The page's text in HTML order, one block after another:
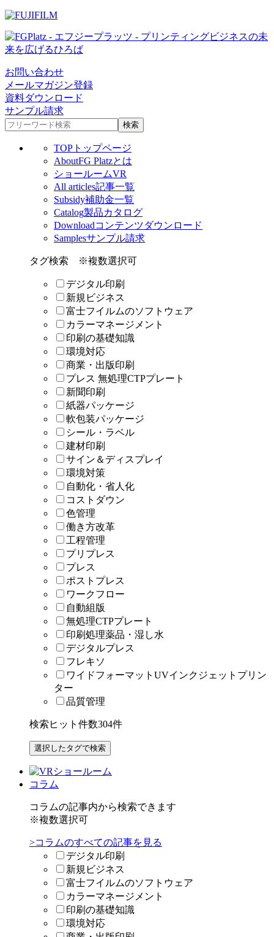
お問い合わせ
メールマガジン登録
資料ダウンロード
サンプル請求
TOP トップページ
AboutFG Platzとは
ショールームVR
All articles記事一覧
Subsidy補助金一覧
Catalog製品カタログ
Downloadコンテンツダウンロード
Samplesサンプル請求
タグ検索 ※複数選択可
デジタル印刷
新規ビジネス
富士フイルムのソフトウェア
カラーマネージメント
印刷の基礎知識
環境対応
商業・出版印刷
プレス 無処理CTPプレート
新聞印刷
紙器パッケージ
軟包装パッケージ
シール・ラベル
建材印刷
サイン＆ディスプレイ
環境対策
自動化・省人化
コストダウン
色管理
働き方改革
工程管理
プリプレス
プレス
ポストプレス
ワークフロー
自動組版
無処理CTPプレート
印刷処理薬品・湿し水
デジタルプレス
フレキソ
ワイドフォーマットUVインクジェットプリン
ター
品質管理
検索ヒット件数304件
コラム
コラムの記事内から検索できます
※複数選択可
>コラムのすべての記事を見る
デジタル印刷
新規ビジネス
富士フイルムのソフトウェア
カラーマネージメント
印刷の基礎知識
環境対応